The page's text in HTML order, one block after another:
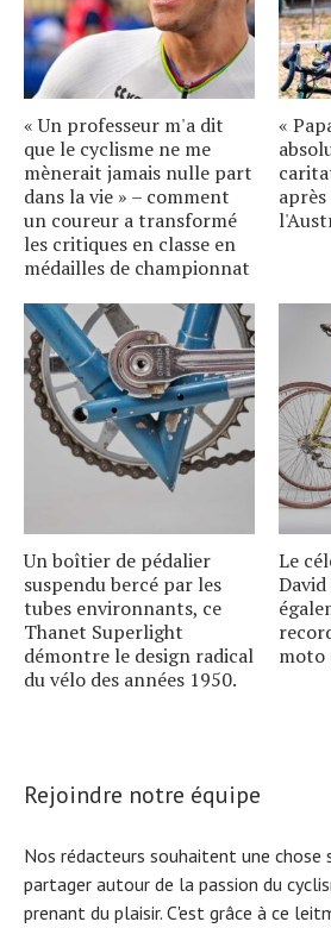
« Un professeur m'a dit
que le cyclisme ne me
mènerait jamais nulle part
dans la vie » – comment
un coureur a transformé
les critiques en classe en
médailles de championnat
«
Un boîtier de pédalier
suspendu bercé par les
tubes environnants, ce
Thanet Superlight
démontre le design radical
du vélo des années 1950.
Le
moto
Rejoindre notre équipe
Nos rédacteurs souhaitent une chose
partager autour de la passion du
prenant du plaisir. C'est grâce à ce